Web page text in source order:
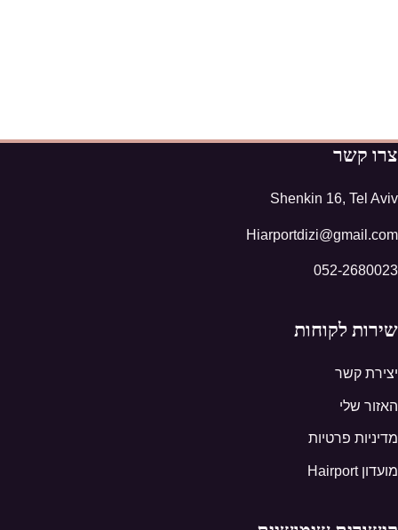
צרו קשר
Shenkin 16, Tel Aviv
Hiarportdizi@gmail.com
052-2680023
שירות לקוחות
יצירת קשר
האזור שלי
מדיניות פרטיות
מועדון Hairport